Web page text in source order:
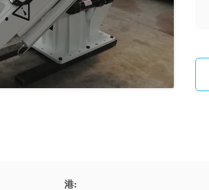
港: